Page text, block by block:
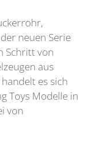
neuen Serie
Schritt von
aus
es sich
Toys Modelle in
von